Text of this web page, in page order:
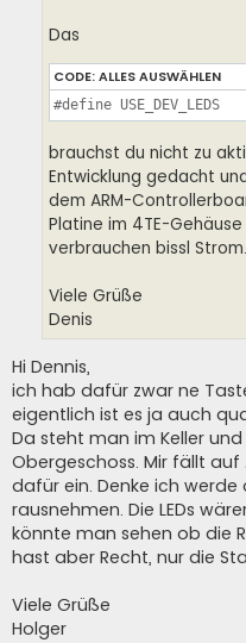
Das
CODE: ALLES AUSWÄHLEN
#define USE_DEV_LEDS
brauchst du nicht zu
Entwicklung gedacht
dem ARM-
Platine im 4TE-
verbrauchen bissl Strom.
Viele Grüße
Denis
Hi Dennis,
ich hab dafür zwar ne
eigentlich ist es ja auch
Da steht man im Keller
Obergeschoss. Mir fällt
dafür ein. Denke ich
rausnehmen. Die LEDs
könnte man sehen ob die
hast aber Recht, nur die
Viele Grüße
Holger